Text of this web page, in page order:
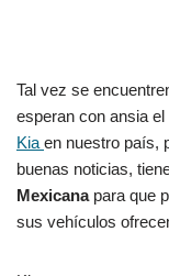
Tal vez se
esperan con ansia
Kiaen nuestro país,
buenas noticias,
Mexicanapara que
sus vehículos